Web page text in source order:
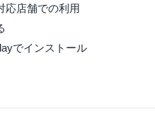
応店舗での利用
でインストール